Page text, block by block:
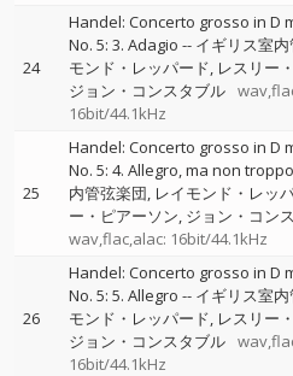
24
Handel: Concerto grosso in D
No. 5: 3. Adagio -- イギリス室
モンド・レッパード レスリー
ジョン・コンスタブル
16bit/44.1kHz
25
Handel: Concerto grosso in D
No. 5: 4. Allegro, ma non troppo
内管弦楽団 レイモンド・レッ
ー・ピアーソン ジョン・コン
wav,flac,alac: 16bit/44.1kHz
26
Handel: Concerto grosso in D
No. 5: 5. Allegro -- イギリス室
モンド・レッパード レスリー
ジョン・コンスタブル
16bit/44.1kHz